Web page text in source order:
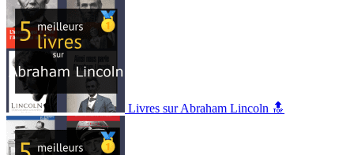
Livres sur Abraham Lincoln 🔝